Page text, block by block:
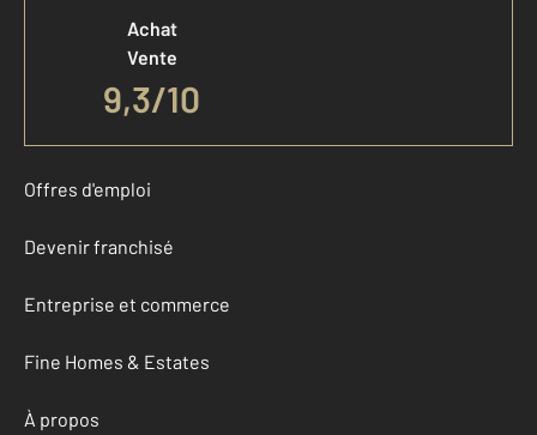
Achat
Vente
9,3/10
Offres d'emploi
Devenir franchisé
Entreprise et commerce
Fine Homes & Estates
À propos